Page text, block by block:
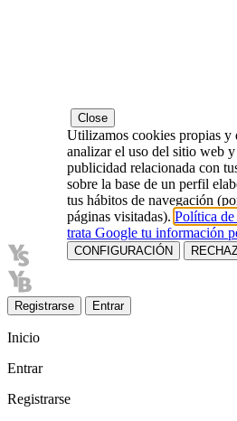
Registrarse Entrar
Inicio
Entrar
Registrarse
Close
Utilizamos cookies propias y
analizar el uso del sitio web
publicidad relacionada con
sobre la base de un perfil
tus hábitos de navegación
páginas visitadas). Política
trata Google tu información
CONFIGURACIÓN